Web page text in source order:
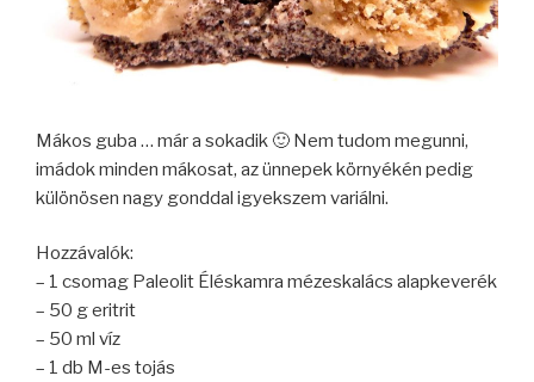
Mákos guba … már a sokadik 🙂 Nem tudom megunni,
imádok minden mákosat, az ünnepek környékén pedig
különösen nagy gonddal igyekszem variálni.
Hozzávalók:
– 1 csomag Paleolit Éléskamra mézeskalács alapkeverék
– 50 g eritrit
– 50 ml víz
– 1 db M-es tojás